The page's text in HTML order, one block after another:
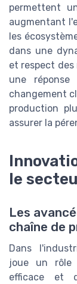
permettent
augmentant
les
dans une
et respect
une
changement
production
assurer la
le
Les
chaîne de
Dans
joue un rôle
efficace et